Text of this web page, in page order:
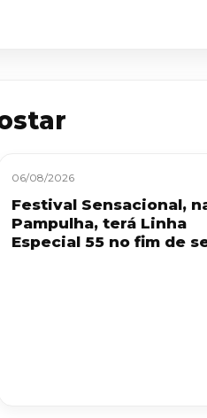
06/08/2026
Festival Sensacional,
Pampulha, terá Linha
Especial 55 no fim de